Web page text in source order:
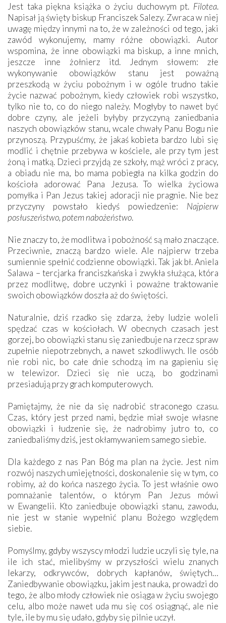
Jest taka piękna książka o życiu duchowym pt. Filotea.
Napisał ją święty biskup Franciszek Salezy. Zwraca w niej
uwagę między innymi na to, że w zależności od tego, jaki
zawód wykonujemy, mamy różne obowiązki. Autor
wspomina, że inne obowiązki ma biskup, a inne mnich,
jeszcze inne żołnierz itd. Jednym słowem: złe
wykonywanie obowiązków stanu jest poważną
przeszkodą w życiu pobożnym i w ogóle trudno takie
życie nazwać pobożnym, kiedy człowiek robi wszystko,
tylko nie to, co do niego należy. Mogłyby to nawet być
dobre czyny, ale jeżeli byłyby przyczyną zaniedbania
naszych obowiązków stanu, wcale chwały Panu Bogu nie
przynoszą. ­Przypuść­my, że jakaś kobieta bardzo lubi się
modlić i chętnie przebywa w kościele, ale przy tym jest
żoną i matką. Dzieci przyjdą ze szkoły, mąż wróci z pracy,
a obiadu nie ma, bo mama pobiegła na kilka godzin do
kościoła adorować Pana Jezusa. To wielka życiowa
pomyłka i Pan Jezus takiej adoracji nie pragnie. Nie bez
przyczyny powstało kiedyś powiedzenie: Najpierw
posłuszeństwo, potem nabożeństwo.
Nie znaczy to, że modlitwa i pobożność są mało znaczące.
Przeciwnie, znaczą bardzo wiele. Ale najpierw trzeba
sumiennie spełnić codzienne obowiązki. Tak jak bł. Aniela
Salawa – tercjarka franciszkańska i zwykła służąca, która
przez modlitwę, dobre uczynki i poważne traktowanie
swoich obowiązków doszła aż do świętości.
Naturalnie, dziś rzadko się zdarza, żeby ludzie woleli
spędzać czas w kościołach. W obecnych czasach jest
gorzej, bo obowiązki stanu się zaniedbuje na rzecz spraw
zupełnie niepotrzebnych, a nawet szkodliwych. Ile osób
nie robi nic, bo całe dnie schodzą im na gapieniu się
w telewizor. Dzieci się nie uczą, bo godzinami
przesiadują przy grach komputerowych.
Pamiętajmy, że nie da się nadrobić straconego czasu.
Czas, który jest przed nami, będzie miał swoje własne
obowiązki i łudzenie się, że nadrobimy jutro to, co
zaniedbaliśmy dziś, jest okłamywaniem samego siebie.
Dla każdego z nas Pan Bóg ma plan na życie. Jest nim
rozwój naszych umiejętności, doskonalenie się w tym, co
robimy, aż do końca naszego życia. To jest właśnie owo
pomnażanie talentów, o którym Pan Jezus mówi
w Ewangelii. Kto zaniedbuje obowiązki stanu, zawodu,
nie jest w stanie wypełnić planu Bożego względem
siebie.
Pomyślmy, gdyby wszyscy młodzi ludzie uczyli się tyle, na
ile ich stać, mielibyśmy w przyszłości wielu znanych
lekarzy, odkrywców, dobrych kapłanów, świętych…
Zaniedbywanie obowiązku, jakim jest nauka, prowadzi do
tego, że albo młody człowiek nie osiąga w życiu swojego
celu, albo może nawet uda mu się coś osiągnąć, ale nie
tyle, ile by mu się udało, gdyby się pilnie uczył.